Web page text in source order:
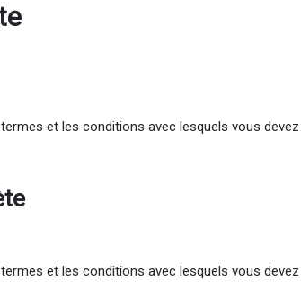
et les conditions avec lesquels vous
et les conditions avec lesquels vous